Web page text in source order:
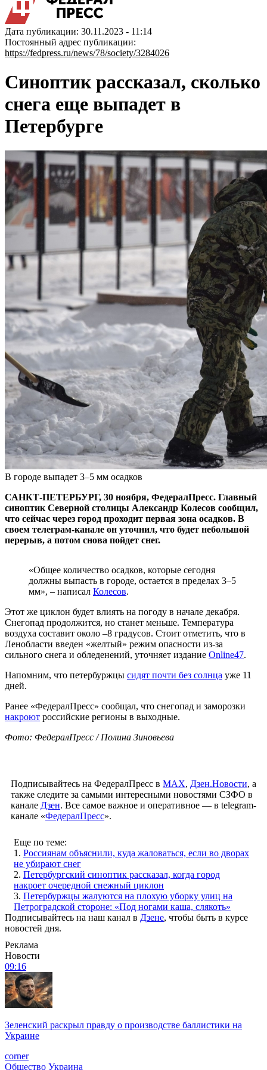
Дата публикации: 30.11.2023 - 11:14
Постоянный адрес публикации:
https://fedpress.ru/news/78/society/3284026
Синоптик рассказал, сколько
снега еще выпадет в
Петербурге
В городе выпадет 3–5 мм осадков
САНКТ-ПЕТЕРБУРГ, 30 ноября, ФедералПресс. Главный
синоптик Северной столицы Александр Колесов сообщил,
что сейчас через город проходит первая зона осадков. В
своем телеграм-канале он уточнил, что будет небольшой
перерыв, а потом снова пойдет снег.
«Общее количество осадков, которые сегодня
должны выпасть в городе, остается в пределах 3–5
мм», – написал Колесов.
Этот же циклон будет влиять на погоду в начале декабря.
Снегопад продолжится, но станет меньше. Температура
воздуха составит около –8 градусов. Стоит отметить, что в
Ленобласти введен «желтый» режим опасности из-за
сильного снега и обледенений, уточняет издание Online47.
Напомним, что петербуржцы сидят почти без солнца уже 11
дней.
Ранее «ФедералПресс» сообщал, что снегопад и заморозки
накроют российские регионы в выходные.
Фото: ФедералПресс / Полина Зиновьева
Подписывайтесь на ФедералПресс в МАХ, Дзен.Новости, а
также следите за самыми интересными новостями СЗФО в
канале Дзен. Все самое важное и оперативное — в telegram-
канале «ФедералПресс».
Еще по теме:
1. Россиянам объяснили, куда жаловаться, если во дворах
не убирают снег
2. Петербургский синоптик рассказал, когда город
накроет очередной снежный циклон
3. Петербуржцы жалуются на плохую уборку улиц на
Петроградской стороне: «Под ногами каша, слякоть»
Подписывайтесь на наш канал в Дзене, чтобы быть в курсе
новостей дня.
Реклама
Новости
09:16
Зеленский раскрыл правду о производстве баллистики на
Украине
corner
Общество Украина